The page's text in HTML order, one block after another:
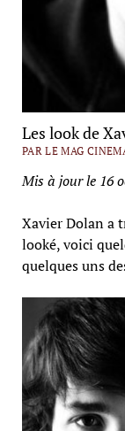
Les look de
PAR LE MAG
Mis à jour le 16
Xavier Dolan a
looké, voici
quelques uns